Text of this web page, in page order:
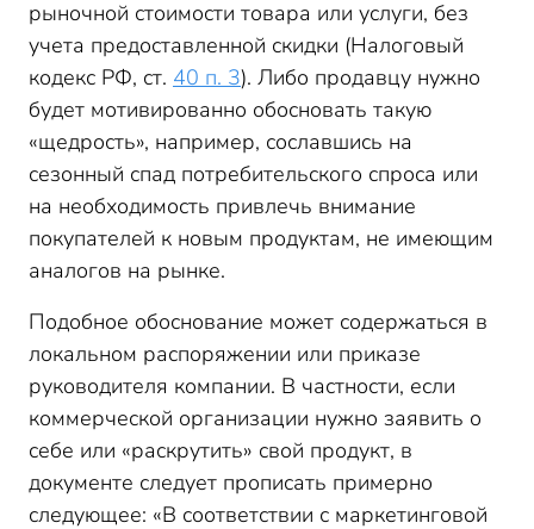
рыночной стоимости товара или услуги, без
учета предоставленной скидки (Налоговый
кодекс РФ, ст. 40 п. 3). Либо продавцу нужно
будет мотивированно обосновать такую
«щедрость», например, сославшись на
сезонный спад потребительского спроса или
на необходимость привлечь внимание
покупателей к новым продуктам, не имеющим
аналогов на рынке.
Подобное обоснование может содержаться в
локальном распоряжении или приказе
руководителя компании. В частности, если
коммерческой организации нужно заявить о
себе или «раскрутить» свой продукт, в
документе следует прописать примерно
следующее: «В соответствии с маркетинговой